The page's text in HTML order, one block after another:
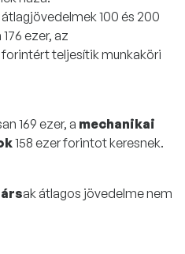
100 és 200
ezer, az
forintért teljesítik munkaköri
169 ezer, a mechanikai
158 ezer forintot keresnek.
ak átlagos jövedelme nem